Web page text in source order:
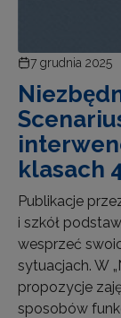
7 grudnia 2025
klasach
Publikacje
i szkół
wesprzeć
sytuacjach. W
propozycje
sposobów